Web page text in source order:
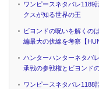
ワンピースネタバレ1189
クスが知る世界の王
ビヨンドの呪いを解くの
編最大の伏線を考察【
ハンターハンターネタバ
承戦の参戦権とビヨンド
ワンピースネタバレ1188